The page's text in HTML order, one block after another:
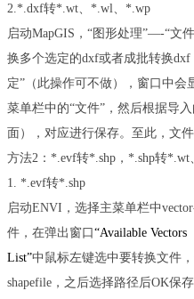
2.*.dxf转*.wt *.wl
*.wp
启动MapGIS ， “图形处理”—-“文
换多个选定的dxf或者成批转换dxf
定” （此操作可不做），窗口中
菜单栏中的“文件” ，然后根据导
面），对应进行保存。至此，文
方法2 ： *.evf转*.shp ， *.shp转*.wt
1. *.evf转*.shp
启动ENVI ，选择主菜单栏中
件，在弹出窗口 “Available Vectors
List”中鼠标左键选中要转换文件
shapefile ，之后选择路径后OK保